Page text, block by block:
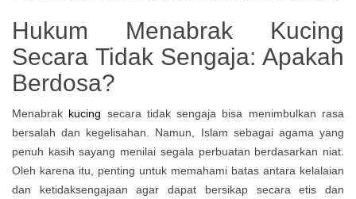
Hukum Menabrak Kucing
Secara Tidak Sengaja: Apakah
Berdosa?
Menabrak kucing secara tidak sengaja bisa menimbulkan rasa
bersalah dan kegelisahan. Namun, Islam sebagai agama yang
penuh kasih sayang menilai segala perbuatan berdasarkan niat.
Oleh karena itu, penting untuk memahami batas antara kelalaian
dan ketidaksengajaan agar dapat bersikap secara etis dan